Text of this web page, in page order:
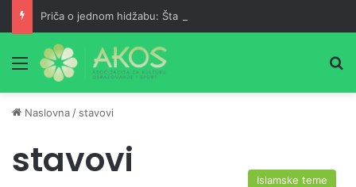
Priča o jednom hidžabu: Šta kažeš, ne daju ti roditelji?
Meni
Naslovna / stavovi
stavovi Islamske teme